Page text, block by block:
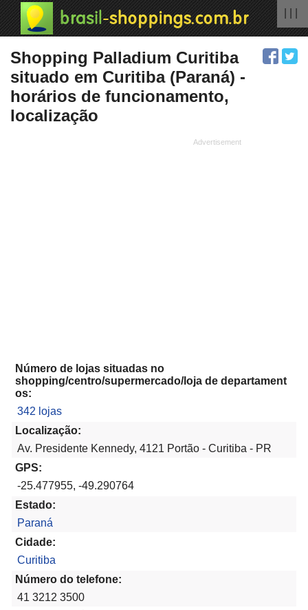
Shopping Palladium Curitiba
situado em Curitiba (Paraná) -
horários de funcionamento,
localização
Número de lojas situadas no
shopping/centro/supermercado/loja de departament
os:
342 lojas
Localização:
Av. Presidente Kennedy, 4121 Portão - Curitiba - PR
GPS:
-25.477955, -49.290764
Estado:
Paraná
Cidade:
Curitiba
Número do telefone:
41 3212 3500